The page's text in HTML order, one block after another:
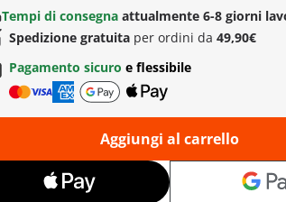
Tempi di consegnaattualmente 6-8 giorni
Spedizione gratuita per ordini da 49,90€
Pagamento sicuro e flessibile
Aggiungi al carrello